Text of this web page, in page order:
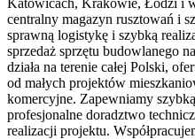
Katowicach, Krakowie, Łodzi i
centralny magazyn rusztowań i
sprawną logistykę i szybką
sprzedaż sprzętu budowlanego
działa na terenie całej Polski,
od małych projektów
komercyjne. Zapewniamy
profesjonalne doradztwo
realizacji projektu.